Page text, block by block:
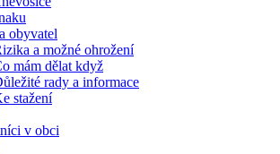
obyvatel
a možné ohrožení
mám dělat když
rady a informace
stažení
v obci